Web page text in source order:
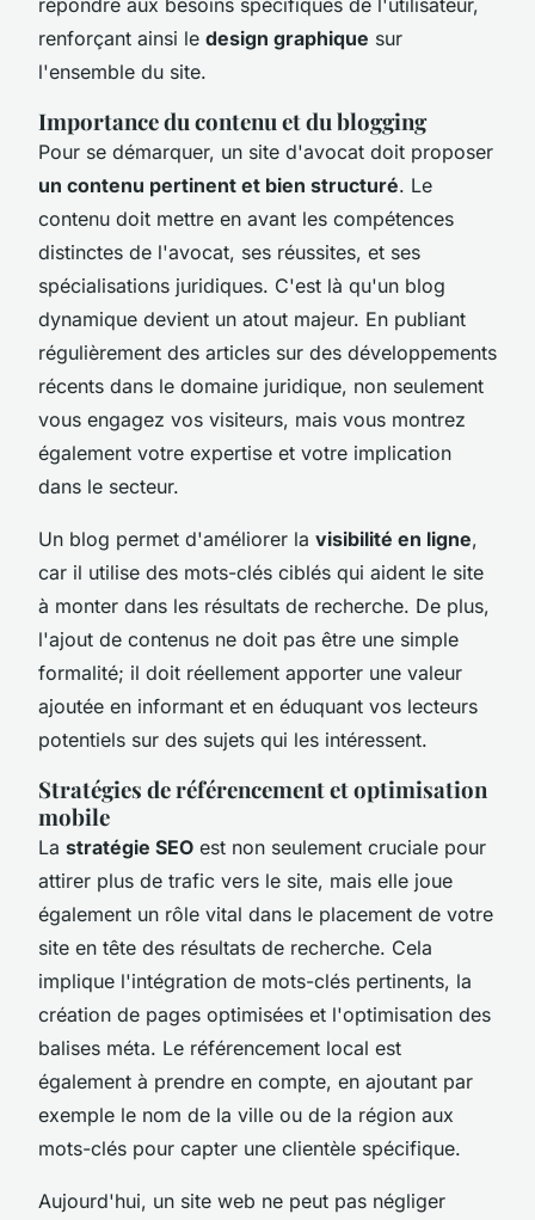
renforçant ainsi le design graphique sur
l'ensemble du site.
Importance du contenu et du blogging
Pour se démarquer, un site d'avocat doit proposer
un contenu pertinent et bien structuré. Le
contenu doit mettre en avant les compétences
distinctes de l'avocat, ses réussites, et ses
spécialisations juridiques. C'est là qu'un blog
dynamique devient un atout majeur. En publiant
régulièrement des articles sur des développements
récents dans le domaine juridique, non seulement
vous engagez vos visiteurs, mais vous montrez
également votre expertise et votre implication
dans le secteur.
Un blog permet d'améliorer la visibilité en ligne,
car il utilise des mots-clés ciblés qui aident le site
à monter dans les résultats de recherche. De plus,
l'ajout de contenus ne doit pas être une simple
formalité; il doit réellement apporter une valeur
ajoutée en informant et en éduquant vos lecteurs
potentiels sur des sujets qui les intéressent.
Stratégies de référencement et optimisation
mobile
La stratégie SEO est non seulement cruciale pour
attirer plus de trafic vers le site, mais elle joue
également un rôle vital dans le placement de votre
site en tête des résultats de recherche. Cela
implique l'intégration de mots-clés pertinents, la
création de pages optimisées et l'optimisation des
balises méta. Le référencement local est
également à prendre en compte, en ajoutant par
exemple le nom de la ville ou de la région aux
mots-clés pour capter une clientèle spécifique.
Aujourd'hui, un site web ne peut pas négliger